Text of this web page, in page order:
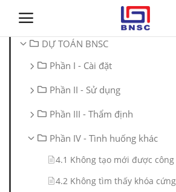
Đăng nhập
Trang chủ
Giới thiệu
DỰ TOÁN BNSC
Phần I - Cài đặt
Phần II - Sử dụng
Phần III - Thẩm định
Phần IV - Tình huống khác
4.1 Không tạo mới được
4.2 Không tìm thấy khóa cứng